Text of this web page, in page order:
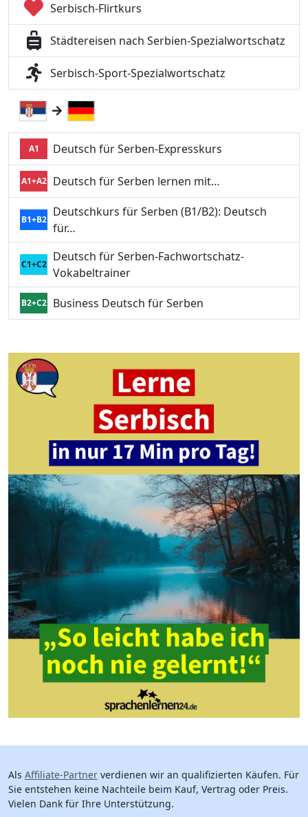
Serbisch-Flirtkurs
Städtereisen nach Serbien-Spezialwortschatz
Serbisch-Sport-Spezialwortschatz
A1 Deutsch für Serben-Expresskurs
A1+A2 Deutsch für Serben lernen mit…
B1+B2
Deutschkurs für Serben (B1/B2): Deutsch
für…
C1+C2
Deutsch für Serben-Fachwortschatz-
Vokabeltrainer
B2+C2 Business Deutsch für Serben
Als Affiliate-Partner verdienen wir an qualifizierten Käufen. Für
Sie entstehen keine Nachteile beim Kauf, Vertrag oder Preis.
Vielen Dank für Ihre Unterstützung.